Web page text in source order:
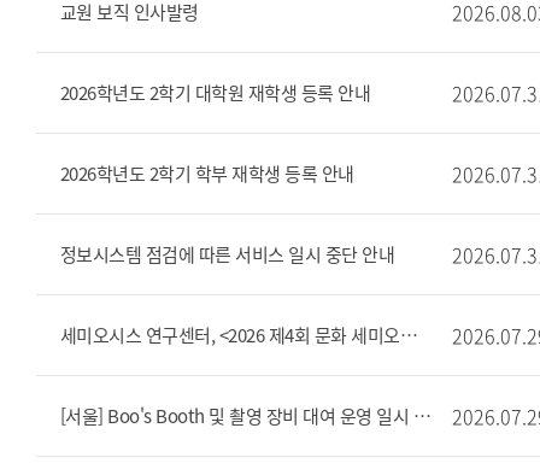
교원 보직 인사발령
2026학년도 2학기 대학원 재학생 등록 안내
2026학년도 2학기 학부 재학생 등록 안내
정보시스템 점검에 따른 서비스 일시 중단 안내
세미오시스 연구센터, <2026 제4회 문화 세미오시스 비평교실> 개최 안내
[서울] Boo's Booth 및 촬영 장비 대여 운영 일시 중단 안내(7/29 ~ 8/5)